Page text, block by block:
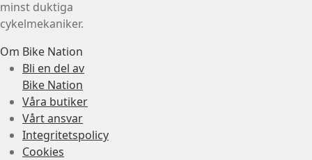
minst duktiga
cykelmekaniker.
Om Bike Nation
Bli en del av
Bike Nation
Våra butiker
Vårt ansvar
Integritetspolicy
Cookies